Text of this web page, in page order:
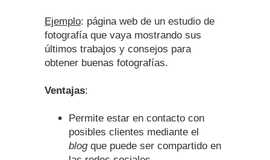
Ejemplo: página web de un estudio de
fotografía que vaya mostrando sus
últimos trabajos y consejos para
obtener buenas fotografías.
Ventajas:
Permite estar en contacto con
posibles clientes mediante el
blogque puede ser compartido en